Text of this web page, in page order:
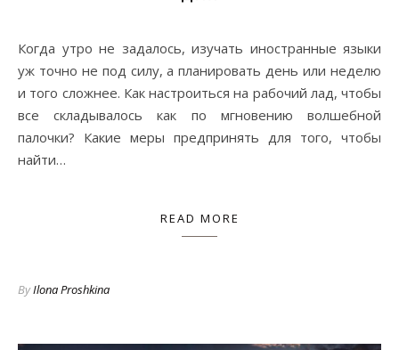
Когда утро не задалось, изучать иностранные языки
уж точно не под силу, а планировать день или неделю
и того сложнее. Как настроиться на рабочий лад, чтобы
все складывалось как по мгновению волшебной
палочки? Какие меры предпринять для того, чтобы
найти…
READ MORE
ByIlona Proshkina